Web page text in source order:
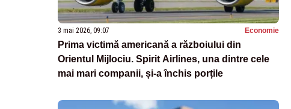
3 mai 2026, 09:07 Economie
Prima victimă americană a războiului din
Orientul Mijlociu. Spirit Airlines, una dintre cele
mai mari companii, și-a închis porțile